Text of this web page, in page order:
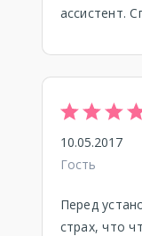
ассистент.
10.05.2017
Гость
Перед
страх, что